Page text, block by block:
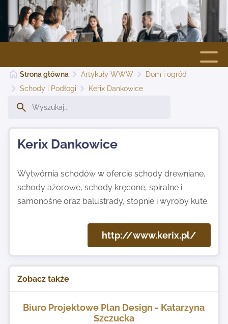
Strona główna
Dodaj stronę
Najnowsze
Kontakt
Strona główna Artykuły WWW
Dom i ogród
Schody i Podłogi
Kerix Dankowice
Kerix Dankowice
Wytwórnia schodów w ofercie schody drewniane,
schody ażorowe, schody kręcone, spiralne i
samonośne oraz balustrady, stopnie i wyroby kute.
http://www.kerix.pl/
Zobacz także
Biuro Projektowe Plan Design - Katarzyna
Szczucka